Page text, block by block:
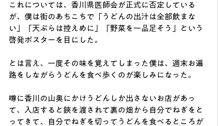
これについては、香川県医師会が正式に否定している
が、僕は街のあちこちで「うどんの出汁は全部飲まな
い」「天ぷらは控えめに」「野菜を一品足そう」という
啓発ポスターを目にした。
とは言え、一度その味を覚えてしまった僕は、週末お遍
路をしながらうどんを食べ歩くのが楽しみになった。
噂に香川の山奥にかけうどんしか出さないお店があっ
て、入店すると鋏を渡されて裏の畑から自分でねぎをと
ってきて、自分でねぎを切ってうどんを食べるところが